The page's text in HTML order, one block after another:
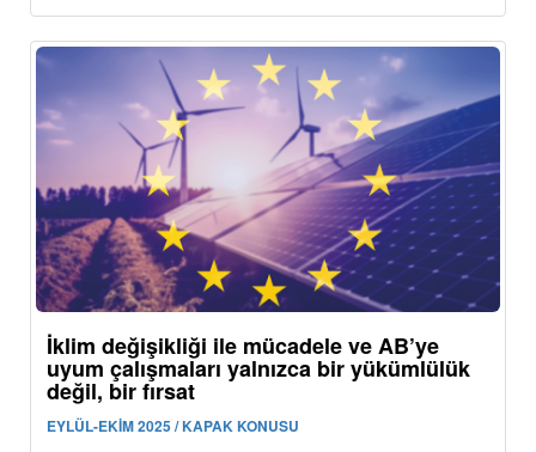
İklim değişikliği ile mücadele ve AB’ye
uyum çalışmaları yalnızca bir yükümlülük
değil, bir fırsat
EYLÜL-EKİM 2025 / KAPAK KONUSU